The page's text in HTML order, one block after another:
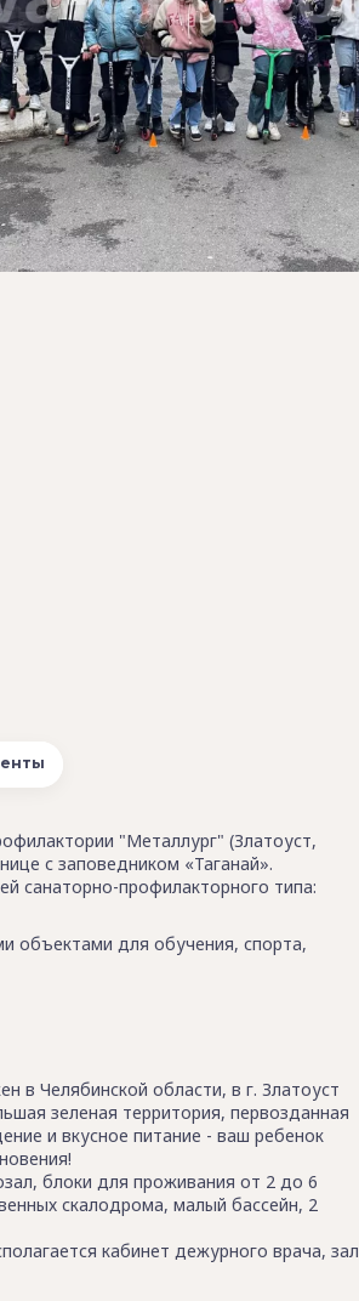
"Металлург" (Златоуст,
с заповедником «Таганай».
санаторно-профилакторного типа:
объектами для обучения, спорта,
в Челябинской области, в г. Златоуст
зеленая территория, первозданная
и вкусное питание - ваш ребенок
блоки для проживания от 2 до 6
скалодрома, малый бассейн, 2
кабинет дежурного врача, зал